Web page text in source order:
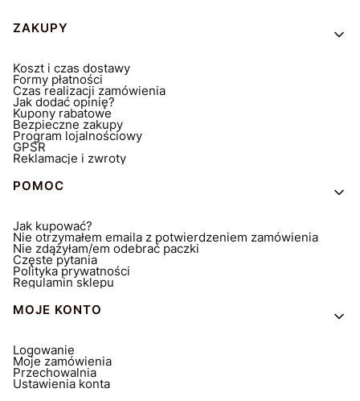
Linki w stopce
ZAKUPY
Koszt i czas dostawy
Formy płatności
Czas realizacji zamówienia
Jak dodać opinię?
Kupony rabatowe
Bezpieczne zakupy
Program lojalnościowy
GPSR
Reklamacje i zwroty
POMOC
Jak kupować?
Nie otrzymałem emaila z potwierdzeniem zamówienia
Nie zdążyłam/em odebrać paczki
Częste pytania
Polityka prywatności
Regulamin sklepu
MOJE KONTO
Logowanie
Moje zamówienia
Przechowalnia
Ustawienia konta